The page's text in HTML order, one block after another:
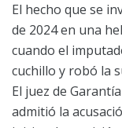
El hecho que se
de 2024 en una
cuando el
cuchillo y robó la
El juez de
admitió la